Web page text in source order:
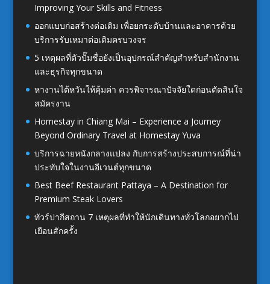
Improving Your Skills and Fitness
ออกแบบก่อสร้างต่อเติม เพื่อยกระดับบ้านและอาคารด้วย
บริการรับเหมาต่อเติมครบวงจร
5 เหตุผลที่ตัวปั๊มชื่อยังเป็นอุปกรณ์สำคัญสำหรับสำนักงาน
และธุรกิจทุกขนาด
หางานไต้หวันให้คุ้มค่า ควรพิจารณาปัจจัยใดก่อนตัดสินใจ
สมัครงาน
Homestay in Chiang Mai – Experience a Journey
Beyond Ordinary Travel at Homestay Yuva
บริการฉายหนังกลางแปลง กับการสร้างประสบการณ์ที่น่า
ประทับใจในงานอีเวนต์ทุกขนาด
Best Beef Restaurant Pattaya – A Destination for
Premium Steak Lovers
ทัวร์ปากีสถาน 7 เหตุผลที่ทำให้นักเดินทางทั่วโลกอยากไป
เยือนสักครั้ง